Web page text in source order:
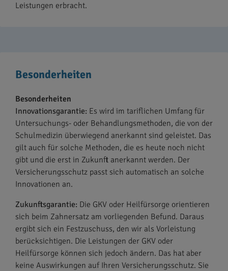
Leistungen erbracht.
Besonderheiten
Besonderheiten
Innovationsgarantie: Es wird im tariflichen Umfang für
Untersuchungs- oder Behandlungsmethoden, die von der
Schulmedizin überwiegend anerkannt sind geleistet. Das
gilt auch für solche Methoden, die es heute noch nicht
gibt und die erst in Zukunft anerkannt werden. Der
Versicherungsschutz passt sich automatisch an solche
Innovationen an.
Zukunftsgarantie: Die GKV oder Heilfürsorge orientieren
sich beim Zahnersatz am vorliegenden Befund. Daraus
ergibt sich ein Festzuschuss, den wir als Vorleistung
berücksichtigen. Die Leistungen der GKV oder
Heilfürsorge können sich jedoch ändern. Das hat aber
keine Auswirkungen auf Ihren Versicherungsschutz. Sie